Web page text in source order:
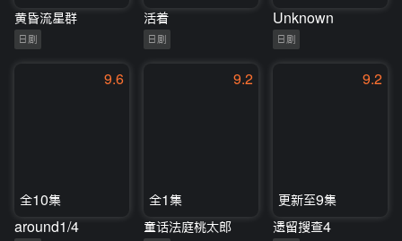
黄昏流星群
日剧
活着
日剧
Unknown
日剧
9.6
全10集
around1/4
9.2
全1集
童话法庭桃太郎
9.2
更新至9集
遗留搜查4